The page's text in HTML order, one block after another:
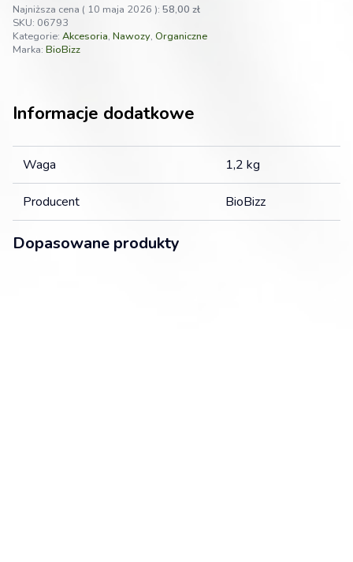
Najniższa cena ( 10 maja 2026 ): 58,00 zł
SKU: 06793
Kategorie: Akcesoria, Nawozy, Organiczne
Marka: BioBizz
Informacje dodatkowe
Waga 1,2 kg
Producent BioBizz
Dopasowane produkty